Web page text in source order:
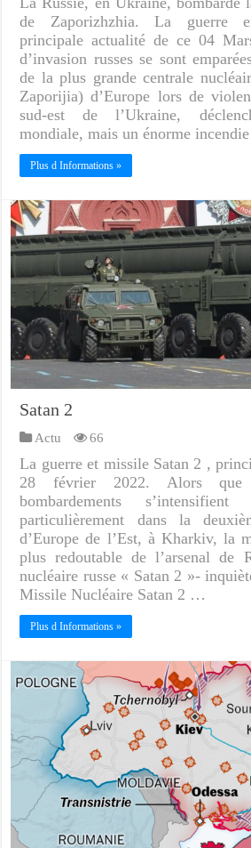
de Zaporizhzhia. La guerre
principale actualité de ce 04
d’invasion russes se sont
de la plus grande centrale
Zaporijia) d’Europe lors de
sud-est de l’Ukraine,
mondiale, mais un énorme
Plus d Informations »
Satan 2
Actu 66
La guerre et missile Satan 2 ,
28 février 2022. Alors
bombardements
particulièrement dans la
d’Europe de l’Est, à Kharkiv, la
plus redoutable de l’arsenal de
nucléaire russe « Satan 2 »-
Missile Nucléaire Satan 2 …
Plus d Informations »